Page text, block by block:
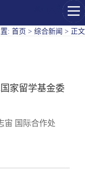
: 首页 > 综合新闻 > 正文
家留学基金委
宙 国际合作处